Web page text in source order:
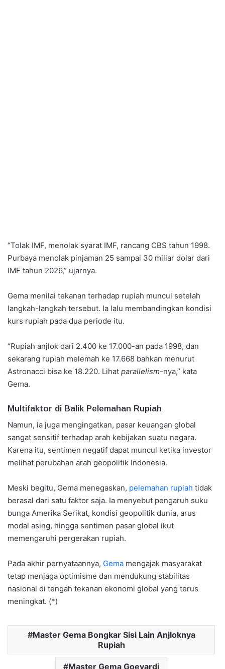
“Tolak IMF, menolak syarat IMF, rancang CBS tahun 1998.
Purbaya menolak pinjaman 25 sampai 30 miliar dolar dari
IMF tahun 2026,” ujarnya.
Gema menilai tekanan terhadap rupiah muncul setelah
langkah-langkah tersebut. Ia lalu membandingkan kondisi
kurs rupiah pada dua periode itu.
“Rupiah anjlok dari 2.400 ke 17.000-an pada 1998, dan
sekarang rupiah melemah ke 17.668 bahkan menurut
Astronacci bisa ke 18.220. Lihat parallelism-nya,” kata
Gema.
Multifaktor di Balik Pelemahan Rupiah
Namun, ia juga mengingatkan, pasar keuangan global
sangat sensitif terhadap arah kebijakan suatu negara.
Karena itu, sentimen negatif dapat muncul ketika investor
melihat perubahan arah geopolitik Indonesia.
Meski begitu, Gema menegaskan, pelemahan rupiah tidak
berasal dari satu faktor saja. Ia menyebut pengaruh suku
bunga Amerika Serikat, kondisi geopolitik dunia, arus
modal asing, hingga sentimen pasar global ikut
memengaruhi pergerakan rupiah.
Pada akhir pernyataannya, Gema mengajak masyarakat
tetap menjaga optimisme dan mendukung stabilitas
nasional di tengah tekanan ekonomi global yang terus
meningkat. (*)
Master Gema Bongkar Sisi Lain Anjloknya
Rupiah
Master Gema Goeyardi